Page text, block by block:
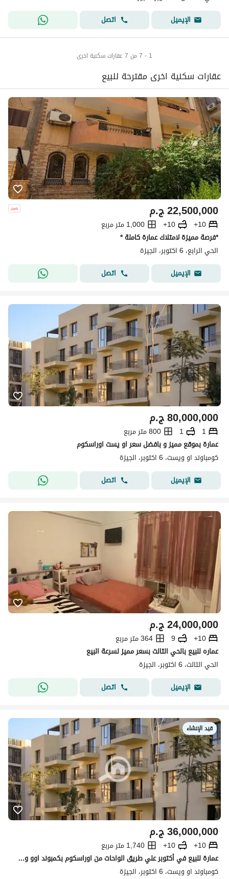
الإيميل
اتصل
1 - 7 من 7 عقارات سكنية اخرى
عقارات سكنية اخرى مقترحة للبيع
ج.م22,500,000
10+
10+
1,000 متر مربع
*فرصة مميزة لامتلاك عمارة كاملة *
الحي الرابع، 6 اكتوبر، الجيزة
الإيميل
اتصل
ج.م80,000,000
1
1
800 متر مربع
عمارة بموقع مميز و بافضل سعر او يست اوراسكوم
كومباوند او ويست، 6 اكتوبر، الجيزة
الإيميل
اتصل
ج.م24,000,000
10+
9
364 متر مربع
عماره للبيع بالحي الثالث بسعر مميز لسرعة البيع
الحي الثالث، 6 اكتوبر، الجيزة
الإيميل
اتصل
قيد الإنشاء
ج.م36,000,000
10+
10+
1,740 متر مربع
عمارة للبيع في أكتوبر علي طريق الواحات من اوراسكوم بكمبوند اوو وست O West
كومباوند او ويست، 6 اكتوبر، الجيزة